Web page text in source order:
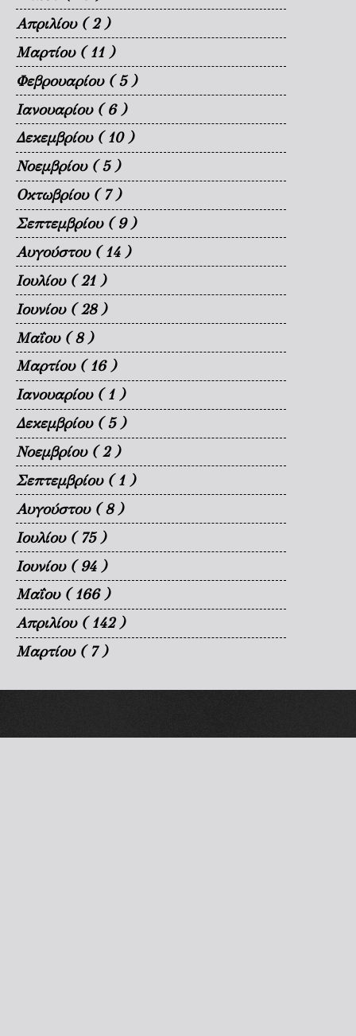
Απριλίου ( 2 )
Μαρτίου ( 11 )
Φεβρουαρίου ( 5 )
Ιανουαρίου ( 6 )
Δεκεμβρίου ( 10 )
Νοεμβρίου ( 5 )
Οκτωβρίου ( 7 )
Σεπτεμβρίου ( 9 )
Αυγούστου ( 14 )
Ιουλίου ( 21 )
Ιουνίου ( 28 )
Μαΐου ( 8 )
Μαρτίου ( 16 )
Ιανουαρίου ( 1 )
Δεκεμβρίου ( 5 )
Νοεμβρίου ( 2 )
Σεπτεμβρίου ( 1 )
Αυγούστου ( 8 )
Ιουλίου ( 75 )
Ιουνίου ( 94 )
Μαΐου ( 166 )
Απριλίου ( 142 )
Μαρτίου ( 7 )